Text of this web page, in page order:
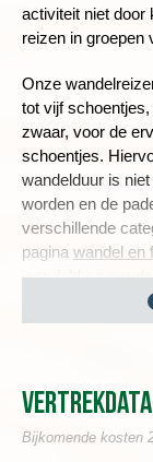
activiteit niet door
reizen in groepen
Onze
tot vijf
zwaar, voor de
schoentjes.
wandelduur is
worden en de
verschillende
pagina wandel en
wandelduur per
dagbeschrijving
reis lees je inde
HET IMPOSANTE
Vertrekdata
Bijkomende kosten